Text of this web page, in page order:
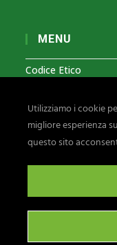
MENU
Codice Etico
Segnalazioni
Privacy & Cookies
Seguici su:
Utilizziamo i cookie
migliore esperienza
questo sito